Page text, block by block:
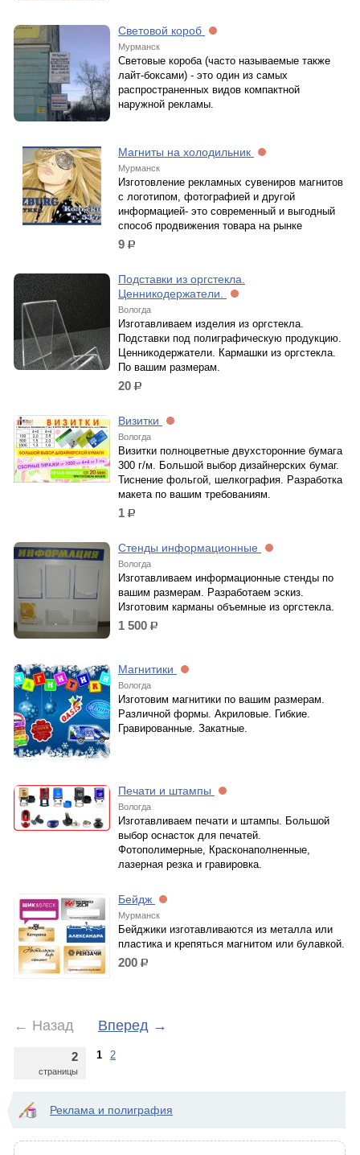
Световой короб
Мурманск
Световые короба (часто называемые также
лайт-боксами) - это один из самых
распространенных видов компактной
наружной рекламы.
Магниты на холодильник
Мурманск
Изготовление рекламных сувениров магнитов
с логотипом, фотографией и другой
информацией- это современный и выгодный
способ продвижения товара на рынкe
9 р.
Подставки из оргстекла.
Ценникодержатели.
Вологда
Изготавливаем изделия из оргстекла.
Подставки под полиграфическую продукцию.
Ценникодержатели. Кармашки из оргстекла.
По вашим размерам.
20 р.
Визитки
Вологда
Визитки полноцветные двухсторонние бумага
300 г/м. Большой выбор дизайнерских бумаг.
Тиснение фольгой, шелкография. Разработка
макета по вашим требованиям.
1 р.
Стенды информационные
Вологда
Изготавливаем информационные стенды по
вашим размерам. Разработаем эскиз.
Изготовим карманы объемные из оргстекла.
1 500 р.
Магнитики
Вологда
Изготовим магнитики по вашим размерам.
Различной формы. Акриловые. Гибкие.
Гравированные. Закатные.
Печати и штампы
Вологда
Изготавливаем печати и штампы. Большой
выбор оснасток для печатей.
Фотополимерные, Красконаполненные,
лазерная резка и гравировка.
Бейдж
Мурманск
Бейджики изготавливаются из металла или
пластика и крепяться магнитом или булавкой.
200 р.
← Назад Вперед →
2
страницы
1 2
Реклама и полиграфия